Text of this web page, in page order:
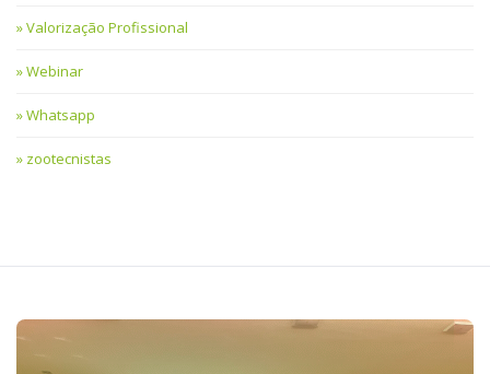
Valorização Profissional
Webinar
Whatsapp
zootecnistas